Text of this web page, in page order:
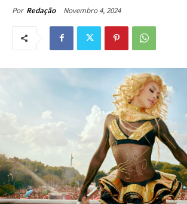
Por Redação Novembro 4, 2024